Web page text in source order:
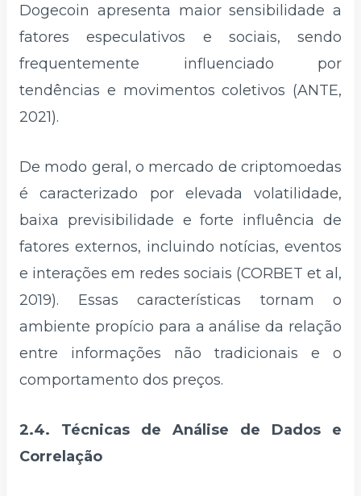
Dogecoin apresenta maior sensibilidade a
fatores especulativos e sociais, sendo
frequentemente influenciado por
tendências e movimentos coletivos (ANTE,
2021).
De modo geral, o mercado de criptomoedas
é caracterizado por elevada volatilidade,
baixa previsibilidade e forte influência de
fatores externos, incluindo notícias, eventos
e interações em redes sociais (CORBET et al,
2019). Essas características tornam o
ambiente propício para a análise da relação
entre informações não tradicionais e o
comportamento dos preços.
2.4. Técnicas de Análise de Dados e
Correlação